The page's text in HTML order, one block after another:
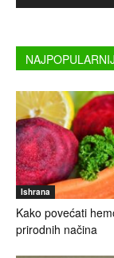
Ishrana
Kako povećati
prirodnih načina